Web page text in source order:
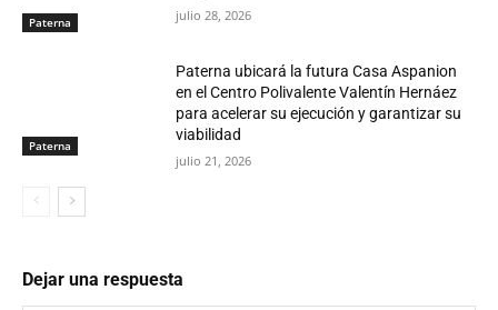
Paterna julio 28, 2026
Paterna
Paterna ubicará la futura Casa Aspanion
en el Centro Polivalente Valentín Hernáez
para acelerar su ejecución y garantizar su
viabilidad
julio 21, 2026
Dejar una respuesta